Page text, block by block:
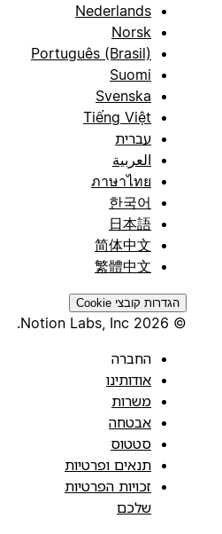
Nederlands
Norsk
Português (Brasil)
Suomi
Svenska
Tiếng Việt
עברית
العربية
ภาษาไทย
한국어
日本語
简体中文
繁體中文
הגדרות קובצי Cookie
החברה
אודותינו
משרות
אבטחה
סטטוס
תנאים ופרטיות
זכויות הפרטיות
שלכם